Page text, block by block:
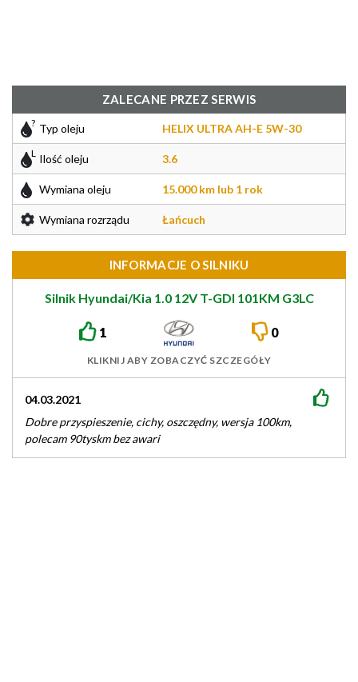
ZALECANE PRZEZ SERWIS
Typ oleju HELIX ULTRA AH-E 5W-30
Ilość oleju 3.6
Wymiana oleju 15.000 km lub 1 rok
Wymiana rozrządu Łańcuch
INFORMACJE O SILNIKU
Silnik Hyundai/Kia 1.0 12V T-GDI 101KM G3LC
1 0
KLIKNIJ ABY ZOBACZYĆ SZCZEGÓŁY
04.03.2021
Dobre przyspieszenie, cichy, oszczędny, wersja 100km,
polecam 90tyskm bez awari